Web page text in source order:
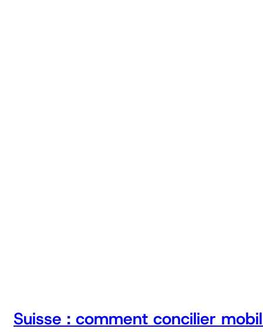
Suisse : comment concilier